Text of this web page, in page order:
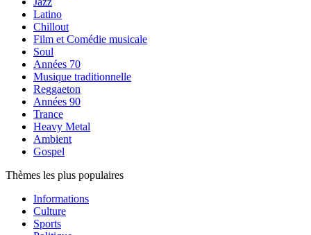
Latino
Chillout
Film et Comédie musicale
Soul
Années 70
Musique traditionnelle
Reggaeton
Années 90
Trance
Heavy Metal
Ambient
Gospel
Thèmes les plus populaires
Informations
Culture
Sports